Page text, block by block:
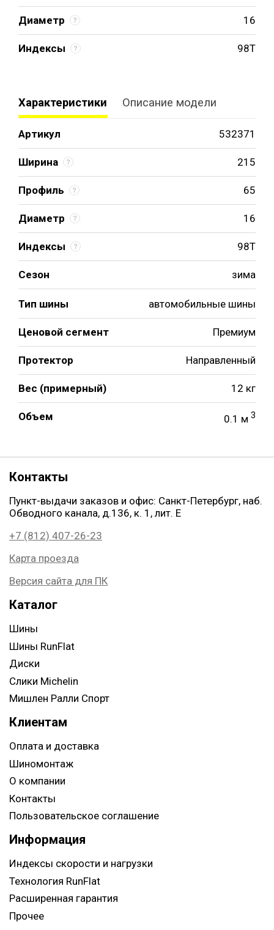
Диаметр 16
Индексы 98T
Характеристики Описание модели
Артикул 532371
Ширина 215
Профиль 65
Диаметр 16
Индексы 98T
Сезон зима
Тип шины автомобильные шины
Ценовой сегмент Премиум
Протектор Направленный
Вес (примерный) 12 кг
Объем 0.1 м 3
Контакты
Пункт-выдачи заказов и офис: Санкт-Петербург, наб.
Обводного канала, д.136, к. 1, лит. Е
+7 (812) 407-26-23
Карта проезда
Версия сайта для ПК
Каталог
Шины
Шины RunFlat
Диски
Слики Michelin
Мишлен Ралли Спорт
Клиентам
Оплата и доставка
Шиномонтаж
О компании
Контакты
Пользовательское соглашение
Информация
Индексы скорости и нагрузки
Технология RunFlat
Расширенная гарантия
Прочее